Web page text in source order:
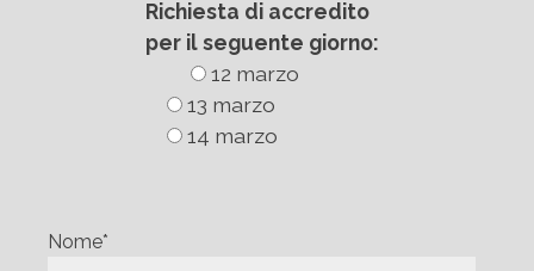
Richiesta di accredito
per il seguente giorno:
12 marzo
13 marzo
14 marzo
Nome*